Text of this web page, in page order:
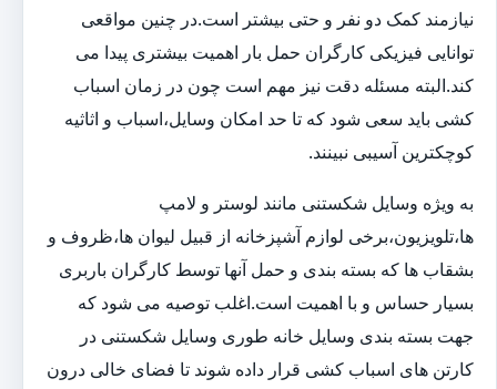
نیازمند کمک دو نفر و حتی بیشتر است.در چنین مواقعی
توانایی فیزیکی کارگران حمل بار اهمیت بیشتری پیدا می
کند.البته مسئله دقت نیز مهم است چون در زمان اسباب
کشی باید سعی شود که تا حد امکان وسایل،اسباب و اثاثیه
کوچکترین آسیبی نبینند.
به ویژه وسایل شکستنی مانند لوستر و لامپ
ها،تلویزیون،برخی لوازم آشپزخانه از قبیل لیوان ها،ظروف و
بشقاب ها که بسته بندی و حمل آنها توسط کارگران باربری
بسیار حساس و با اهمیت است.اغلب توصیه می شود که
جهت بسته بندی وسایل خانه طوری وسایل شکستنی در
کارتن های اسباب کشی قرار داده شوند تا فضای خالی درون